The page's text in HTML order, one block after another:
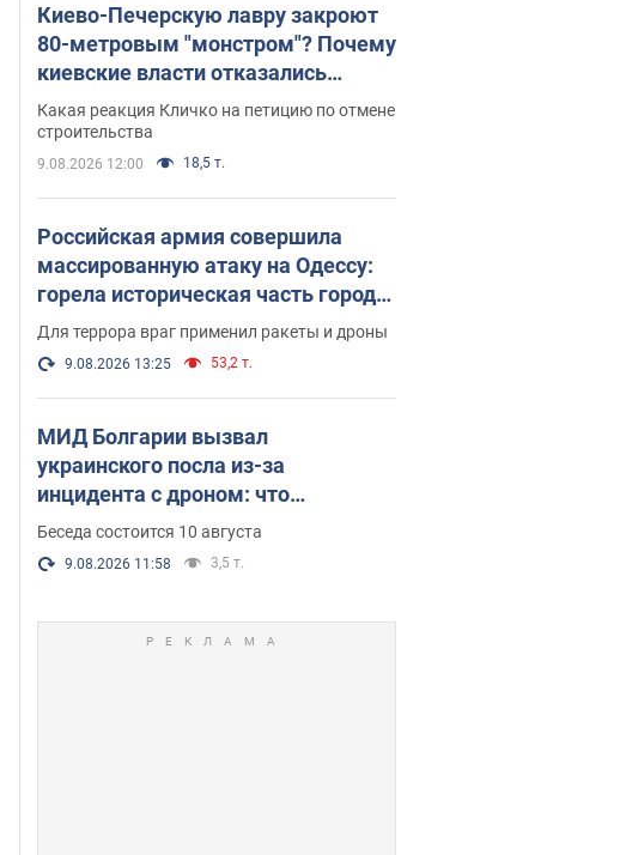
Киево-Печерскую лавру закроют
80-метровым "монстром"? Почему
киевские власти отказались
остановить строительство
небоскреба "московского
верующего"
Какая реакция Кличко на петицию по отмене
строительства
9.08.2026 12:00 18,5 т.
Российская армия совершила
массированную атаку на Одессу:
горела историческая часть города,
есть пострадавшие. Фото и видео
Для террора враг применил ракеты и дроны
9.08.2026 13:25 53,2 т.
МИД Болгарии вызвал
украинского посла из-за
инцидента с дроном: что
произошло
Беседа состоится 10 августа
9.08.2026 11:58 3,5 т.